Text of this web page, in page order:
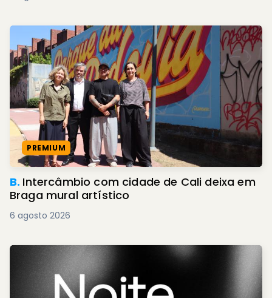
PREMIUM
B. Intercâmbio com cidade de Cali deixa em
Braga mural artístico
6 agosto 2026